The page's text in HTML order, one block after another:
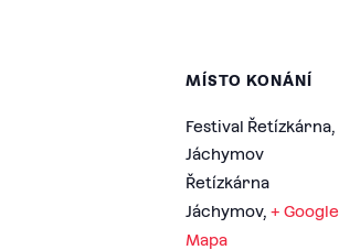
MÍSTO KONÁNÍ
Festival Řetízkárna,
Jáchymov
Řetízkárna
Jáchymov, + Google
Mapa